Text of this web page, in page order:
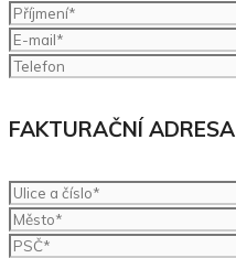
FAKTURAČNÍ ADRESA